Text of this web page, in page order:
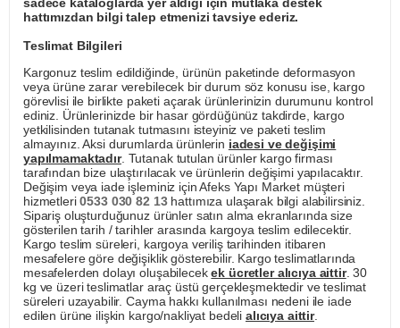
sadece kataloglarda yer aldığı için mutlaka destek
hattımızdan bilgi talep etmenizi tavsiye ederiz.
Teslimat Bilgileri
Kargonuz teslim edildiğinde, ürünün paketinde deformasyon
veya ürüne zarar verebilecek bir durum söz konusu ise, kargo
görevlisi ile birlikte paketi açarak ürünlerinizin durumunu kontrol
ediniz. Ürünlerinizde bir hasar gördüğünüz takdirde, kargo
yetkilisinden tutanak tutmasını isteyiniz ve paketi teslim
almayınız. Aksi durumlarda ürünlerin iadesi ve değişimi
yapılmamaktadır. Tutanak tutulan ürünler kargo firması
tarafından bize ulaştırılacak ve ürünlerin değişimi yapılacaktır.
Değişim veya iade işleminiz için Afeks Yapı Market müşteri
hizmetleri0533 030 82 13hattımıza ulaşarak bilgi alabilirsiniz.
Sipariş oluşturduğunuz ürünler satın alma ekranlarında size
gösterilen tarih / tarihler arasında kargoya teslim edilecektir.
Kargo teslim süreleri, kargoya veriliş tarihinden itibaren
mesafelere göre değişiklik gösterebilir. Kargo teslimatlarında
mesafelerden dolayı oluşabilecekek ücretler alıcıya aittir. 30
kg ve üzeri teslimatlar araç üstü gerçekleşmektedir ve teslimat
süreleri uzayabilir. Cayma hakkı kullanılması nedeni ile iade
edilen ürüne ilişkin kargo/nakliyat bedeli alıcıya aittir.